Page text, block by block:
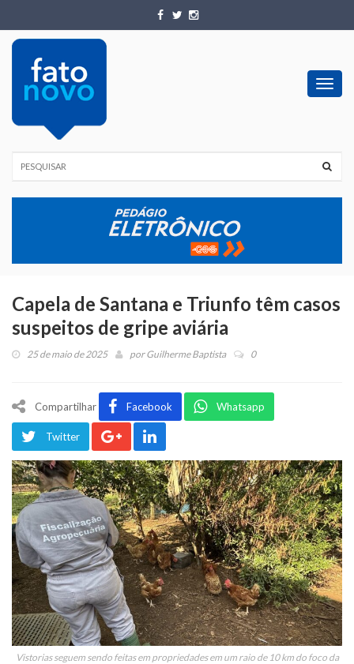
Capela de Santana e Triunfo têm casos
suspeitos de gripe aviária
25 de maio de 2025 porGuilherme Baptista 0
Compartilhar Facebook Whatsapp
Twitter
Vistorias seguem sendo feitas em propriedades em um raio de 10 km do foco da